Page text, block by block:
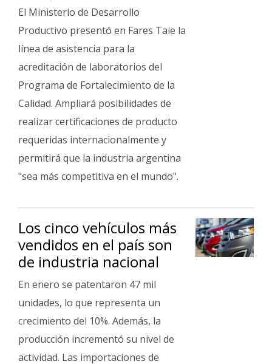
El Ministerio de Desarrollo
Productivo presentó en Fares Taie la
línea de asistencia para la
acreditación de laboratorios del
Programa de Fortalecimiento de la
Calidad. Ampliará posibilidades de
realizar certificaciones de producto
requeridas internacionalmente y
permitirá que la industria argentina
"sea más competitiva en el mundo".
Los cinco vehículos más
vendidos en el país son
de industria nacional
En enero se patentaron 47 mil
unidades, lo que representa un
crecimiento del 10%. Además, la
producción incrementó su nivel de
actividad. Las importaciones de